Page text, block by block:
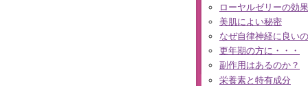
ローヤルゼリーの効果
美肌によい秘密
なぜ自律神経に良い
更年期の方に・・・
副作用はあるのか？
栄養素と特有成分